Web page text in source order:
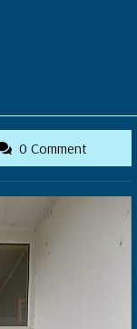
0 Comment